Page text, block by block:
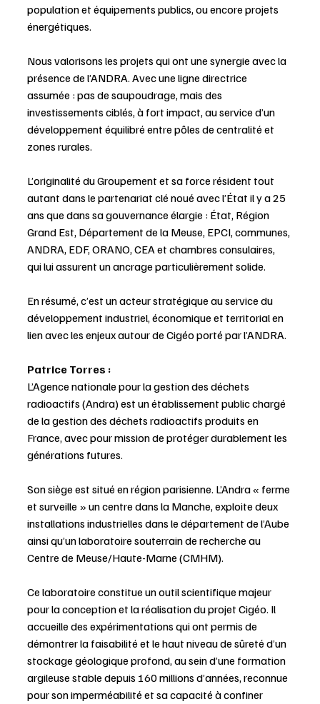
population et équipements publics, ou encore projets
énergétiques.
Nous valorisons les projets qui ont une synergie avec la
présence de l’ANDRA. Avec une ligne directrice
assumée : pas de saupoudrage, mais des
investissements ciblés, à fort impact, au service d’un
développement équilibré entre pôles de centralité et
zones rurales.
L’originalité du Groupement et sa force résident tout
autant dans le partenariat clé noué avec l’État il y a 25
ans que dans sa gouvernance élargie : État, Région
Grand Est, Département de la Meuse, EPCI, communes,
ANDRA, EDF, ORANO, CEA et chambres consulaires,
qui lui assurent un ancrage particulièrement solide.
En résumé, c’est un acteur stratégique au service du
développement industriel, économique et territorial en
lien avec les enjeux autour de Cigéo porté par l’ANDRA.
Patrice Torres :
L’Agence nationale pour la gestion des déchets
radioactifs (Andra) est un établissement public chargé
de la gestion des déchets radioactifs produits en
France, avec pour mission de protéger durablement les
générations futures.
Son siège est situé en région parisienne. L’Andra « ferme
et surveille » un centre dans la Manche, exploite deux
installations industrielles dans le département de l’Aube
ainsi qu’un laboratoire souterrain de recherche au
Centre de Meuse/Haute-Marne (CMHM).
Ce laboratoire constitue un outil scientifique majeur
pour la conception et la réalisation du projet Cigéo. Il
accueille des expérimentations qui ont permis de
démontrer la faisabilité et le haut niveau de sûreté d’un
stockage géologique profond, au sein d’une formation
argileuse stable depuis 160 millions d’années, reconnue
pour son imperméabilité et sa capacité à confiner